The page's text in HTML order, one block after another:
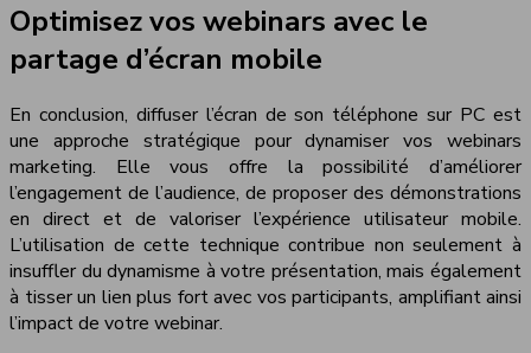
Optimisez vos webinars avec le
partage d’écran mobile
En conclusion, diffuser l’écran de son téléphone sur PC est
une approche stratégique pour dynamiser vos webinars
marketing. Elle vous offre la possibilité d’améliorer
l’engagement de l’audience, de proposer des démonstrations
en direct et de valoriser l’expérience utilisateur mobile.
L’utilisation de cette technique contribue non seulement à
insuffler du dynamisme à votre présentation, mais également
à tisser un lien plus fort avec vos participants, amplifiant ainsi
l’impact de votre webinar.